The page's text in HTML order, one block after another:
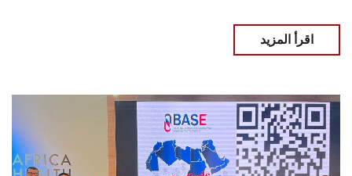
اقرأ المزيد